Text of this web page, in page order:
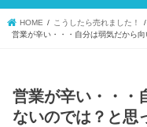
HOME
こうしたら売れました！
営業が辛い・・・自分は弱気だから
営業が辛い・・・
ないのでは？と思